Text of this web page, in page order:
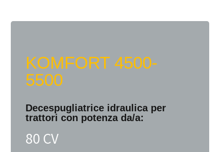
KOMFORT 4500-
5500
Decespugliatrice idraulica per
trattori con potenza da/a:
80 CV